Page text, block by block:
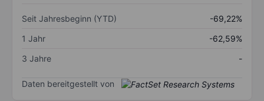
Seit Jahresbeginn (YTD)
-69,22%
1 Jahr
-62,59%
3 Jahre
-
Daten bereitgestellt von